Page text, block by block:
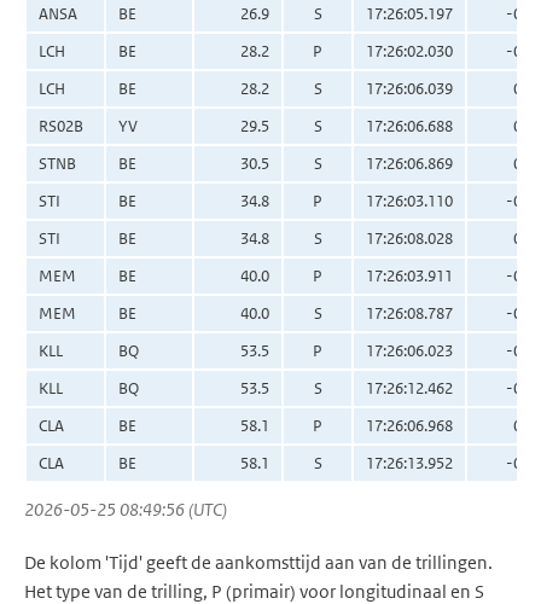
ANSA
BE 26.9 S 17:26:05.197
-0.37
LCH
BE 28.2 P 17:26:02.030
-0.04
LCH
BE 28.2 S 17:26:06.039
0.16
RS02B
YV 29.5 S 17:26:06.688
0.46
STNB
BE 30.5 S 17:26:06.869
0.36
STI
BE 34.8 P 17:26:03.110
-0.01
STI
BE 34.8 S 17:26:08.028
0.34
MEM
BE 40.0 P 17:26:03.911
-0.03
MEM
BE 40.0 S 17:26:08.787
-0.33
KLL
BQ 53.5 P 17:26:06.023
-0.09
KLL
BQ 53.5 S 17:26:12.462
-0.42
CLA
BE 58.1 P 17:26:06.968
0.15
CLA
BE 58.1 S 17:26:13.952 -0.14
2026-05-25 08:49:56 (UTC)
De kolom 'Tijd' geeft de aankomsttijd aan van de trillingen.
Het type van de trilling, P (primair) voor longitudinaal en S